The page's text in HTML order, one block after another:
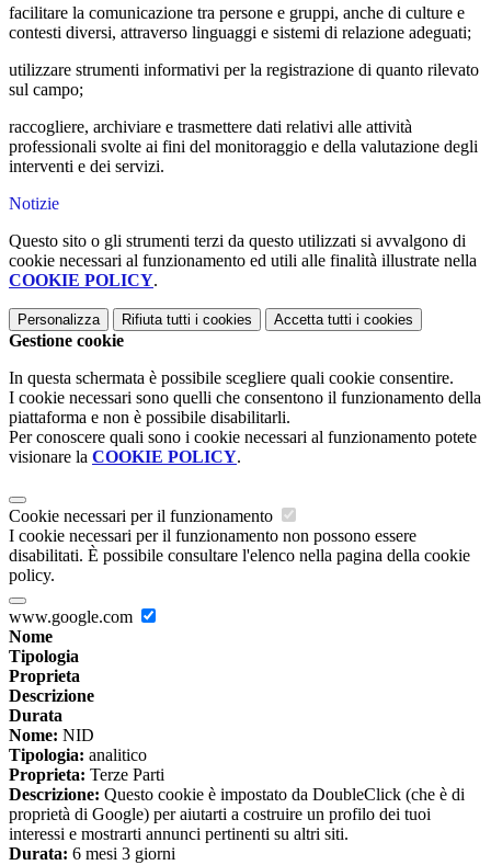
facilitare la comunicazione tra persone e gruppi, anche di culture e
contesti diversi, attraverso linguaggi e sistemi di relazione adeguati;
utilizzare strumenti informativi per la registrazione di quanto rilevato
sul campo;
raccogliere, archiviare e trasmettere dati relativi alle attività
professionali svolte ai fini del monitoraggio e della valutazione degli
interventi e dei servizi.
Notizie
Questo sito o gli strumenti terzi da questo utilizzati si avvalgono di
cookie necessari al funzionamento ed utili alle finalità illustrate nella
COOKIE POLICY.
Personalizza Rifiuta tutti i cookies Accetta tutti i cookies
Gestione cookie
In questa schermata è possibile scegliere quali cookie consentire.
I cookie necessari sono quelli che consentono il funzionamento della
piattaforma e non è possibile disabilitarli.
Per conoscere quali sono i cookie necessari al funzionamento potete
visionare la COOKIE POLICY.
Cookie necessari per il funzionamento
I cookie necessari per il funzionamento non possono essere
disabilitati. È possibile consultare l'elenco nella pagina della cookie
policy.
www.google.com
Nome
Tipologia
Proprieta
Descrizione
Durata
Nome: NID
Tipologia: analitico
Proprieta: Terze Parti
Descrizione: Questo cookie è impostato da DoubleClick (che è di
proprietà di Google) per aiutarti a costruire un profilo dei tuoi
interessi e mostrarti annunci pertinenti su altri siti.
Durata: 6 mesi 3 giorni